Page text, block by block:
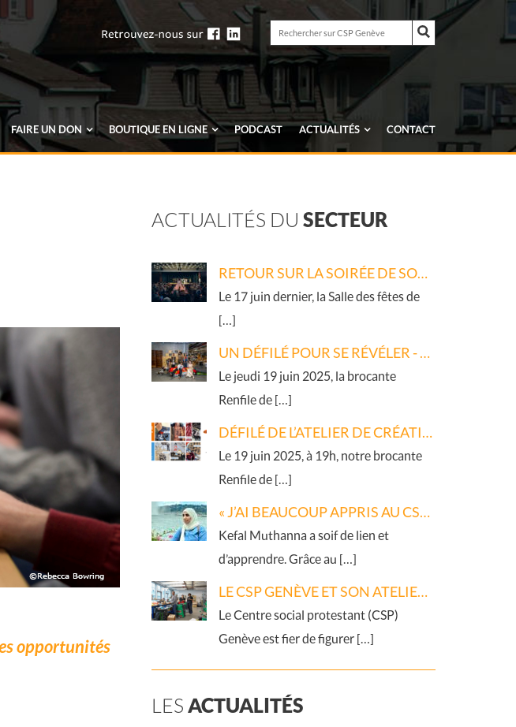
Rechercher
sur
CSP
Genève
Rechercher
FAIRE UN DON BOUTIQUEEN LIGNE PODCAST ACTUALITÉS CONTACT
opportunités
ACTUALITÉS DU SECTEUR
RETOUR SUR LA SOIRÉE DE SOUTIEN 2026
Le 17 juin dernier, la Salle des fêtes de
[…]
UN DÉFILÉ POUR SE RÉVÉLER - RETOUR EN IMAGES SUR L’ATELIER DE CRÉATION TEXTILE DU CSP
Le jeudi 19 juin 2025, la brocante
Renfile de […]
DÉFILÉ DE L’ATELIER DE CRÉATION TEXTILE – 19 JUIN 2025
Le 19 juin 2025, à 19h, notre brocante
Renfile de […]
« J’AI BEAUCOUP APPRIS AU CSP »
Kefal Muthanna a soif de lien et
d’apprendre. Grâce au […]
LE CSP GENÈVE ET SON ATELIER DE REVALORISATION TEXTILE À L’HONNEUR DANS L’ENQUÊTE PHOTOGRAPHIQUE « ICI ET MAINTENANT »
Le Centre social protestant (CSP)
Genève est fier de figurer […]
LES ACTUALITÉS